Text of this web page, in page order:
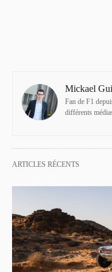
Mickael
Fan de F1
différents
ARTICLES RÉCENTS